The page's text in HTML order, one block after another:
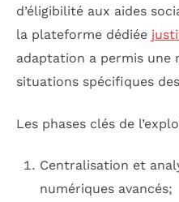
d’éligibilité aux aides
la plateforme dédiée
adaptation a permis une
situations spécifiques
Les phases clés de
Centralisation et
numériques avancés;